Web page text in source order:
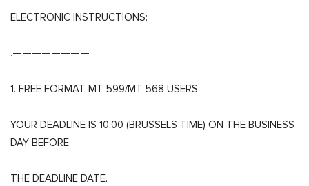
ELECTRONIC INSTRUCTIONS:
.————————
1. FREE FORMAT MT 599/MT 568 USERS:
YOUR DEADLINE IS 10:00 (BRUSSELS TIME) ON THE BUSINESS
DAY BEFORE
THE DEADLINE DATE.